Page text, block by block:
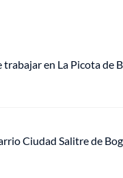
en La Picota de
Ciudad Salitre de